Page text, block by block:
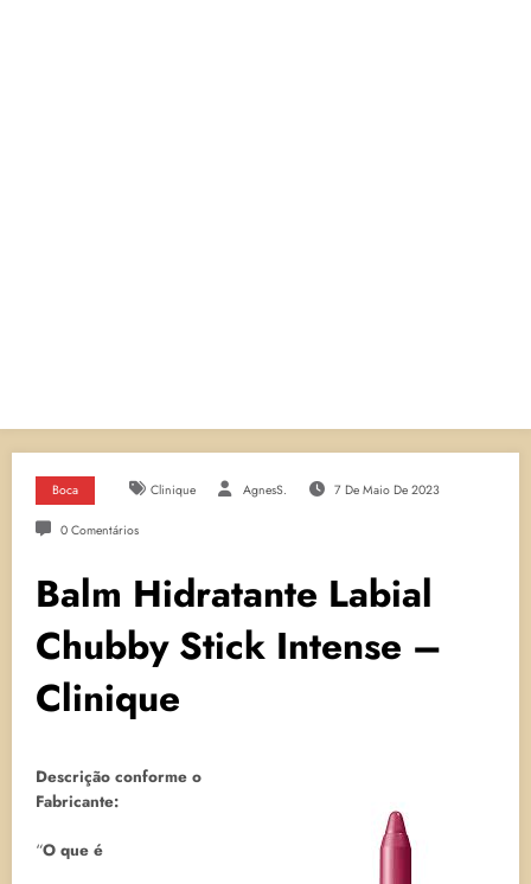
Boca Clinique AgnesS. 7 De Maio De 2023
0 Comentários
Balm Hidratante Labial
Chubby Stick Intense –
Clinique
Descrição conforme o
Fabricante:
“O que é